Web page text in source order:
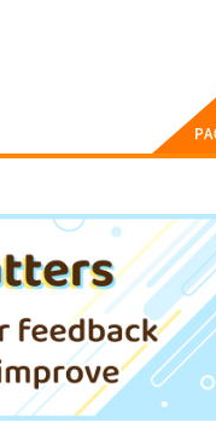
高みの鷹見さん 1
集英社インター
814円（税込）
サンプル 作品詳細